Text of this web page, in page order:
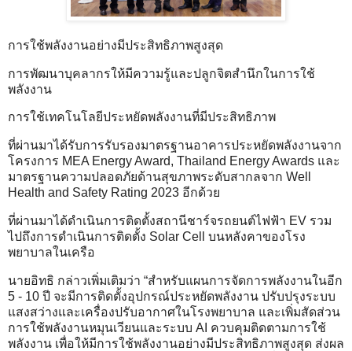
การใช้พลังงานอย่างมีประสิทธิภาพสูงสุด
การพัฒนาบุคลากรให้มีความรู้และปลูกจิตสำนึกในการใช้
พลังงาน
การใช้เทคโนโลยีประหยัดพลังงานที่มีประสิทธิภาพ
ที่ผ่านมาได้รับการรับรองมาตรฐานอาคารประหยัดพลังงานจาก
โครงการ MEA Energy Award, Thailand Energy Awards และ
มาตรฐานความปลอดภัยด้านสุขภาพระดับสากลจาก Well
Health and Safety Rating 2023 อีกด้วย
ที่ผ่านมาได้ดำเนินการติดตั้งสถานีชาร์จรถยนต์ไฟฟ้า EV รวม
ไปถึงการดำเนินการติดตั้ง Solar Cell บนหลังคาของโรง
พยาบาลในเครือ
นายอิทธิ กล่าวเพิ่มเติมว่า “สำหรับแผนการจัดการพลังงานในอีก
5 - 10 ปี จะมีการติดตั้งอุปกรณ์ประหยัดพลังงาน ปรับปรุงระบบ
แสงสว่างและเครื่องปรับอากาศในโรงพยาบาล และเพิ่มสัดส่วน
การใช้พลังงานหมุนเวียนและระบบ AI ควบคุมติดตามการใช้
พลังงาน เพื่อให้มีการใช้พลังงานอย่างมีประสิทธิภาพสูงสุด ส่งผล